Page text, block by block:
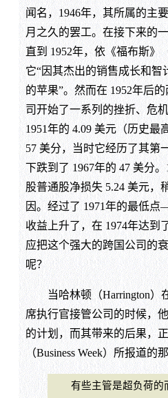
闻名，1946年，其所属的主
月之久的罢工。在接下来的
直到 1952年，依《福布斯》
它“因其杰出的销售成长和智
的苹果”。然而在 1952年后
司开始了一系列的挫折、危
1951年的 4.09 美元（历史最
57 美分，当时它经历了其第
下跌到了 1967年的 47 美分
股普通股净损失 5.24 美元，
因。经过了 1971年的最低点
收益上升了，在 1974年达到
应把这个强大的跨国公司的
呢？
当哈林顿（Harrington）
席执行官接管公司的时候，
的计划，而其带来的后果，
（Business Week）所报道的那
有些主管是超负荷的